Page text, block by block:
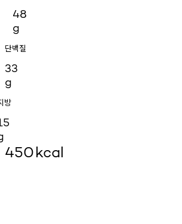
48
g
단백질
33
g
방
450kcal